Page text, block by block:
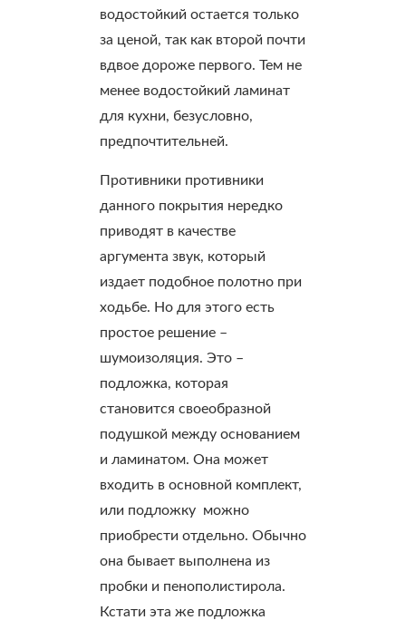
водостойкий остается только
за ценой, так как второй почти
вдвое дороже первого. Тем не
менее водостойкий ламинат
для кухни, безусловно,
предпочтительней.
Противники противники
данного покрытия нередко
приводят в качестве
аргумента звук, который
издает подобное полотно при
ходьбе. Но для этого есть
простое решение –
шумоизоляция. Это –
подложка, которая
становится своеобразной
подушкой между основанием
и ламинатом. Она может
входить в основной комплект,
или подложку можно
приобрести отдельно. Обычно
она бывает выполнена из
пробки и пенополистирола.
Кстати эта же подложка